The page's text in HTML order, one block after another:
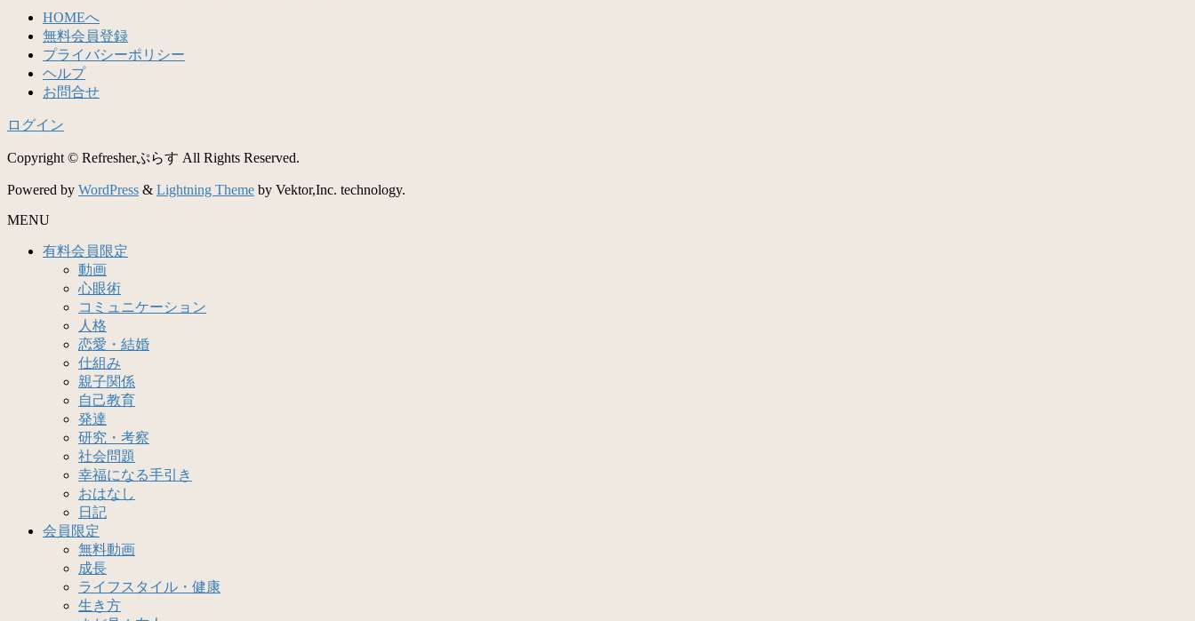
HOMEへ
無料会員登録
プライバシーポリシー
ヘルプ
お問合せ
ログイン
Copyright © Refresherぷらす All Rights Reserved.
Powered by WordPress & Lightning Theme by Vektor,Inc. technology.
MENU
有料会員限定
動画
心眼術
コミュニケーション
人格
恋愛・結婚
仕組み
親子関係
自己教育
発達
研究・考察
社会問題
幸福になる手引き
おはなし
日記
会員限定
無料動画
成長
ライフスタイル・健康
生き方